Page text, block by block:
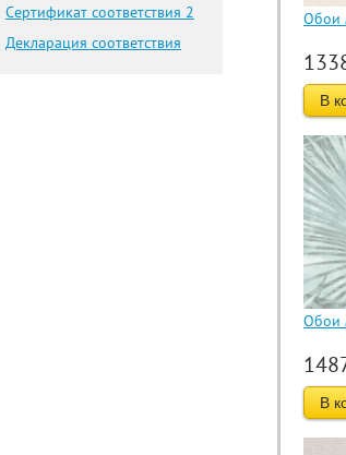
Сертификат соответствия 2
Декларация соответствия
Обои
В
Обои
В